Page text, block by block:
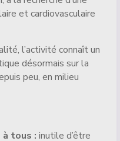
et cardiovasculaire
l’activité connaît un
désormais sur la
peu, en milieu
à tous : inutile d’être